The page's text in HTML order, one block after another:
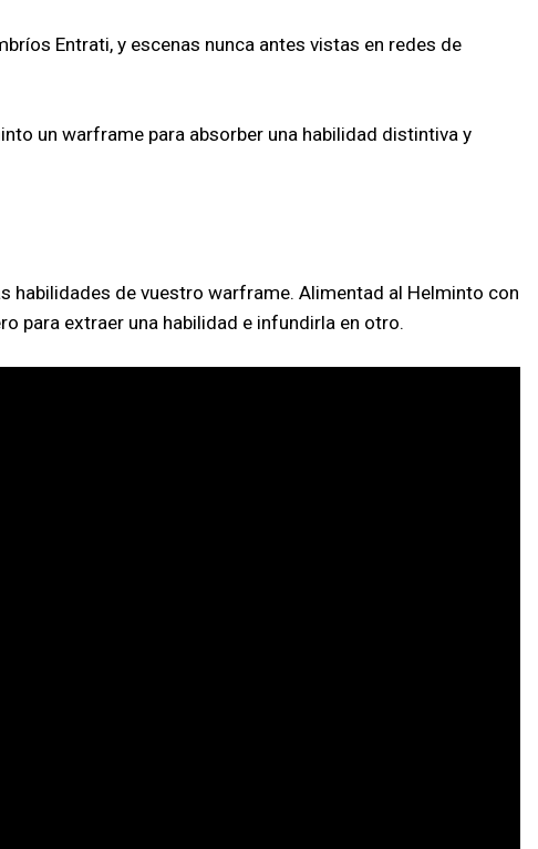
Entrati, y escenas nunca antes vistas en redes de
un warframe para absorber una habilidad distintiva y
habilidades de vuestro warframe. Alimentad al Helminto con
para extraer una habilidad e infundirla en otro.